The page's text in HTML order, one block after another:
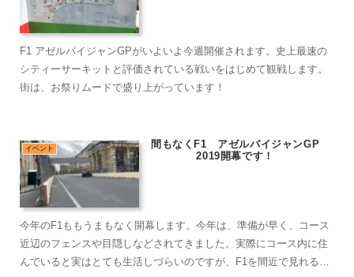
F1 アゼルバイジャンGPがいよいよ今週開催されます。史上最速の
シティーサーキットと評価されている戦いをはじめて観戦します。
街は、お祭りムードで盛り上がっています！
イベント
間もなくF1 アゼルバイジャンGP
2019開幕です！
今年のF1ももうまもなく開幕します。今年は、準備が早く、コース
近辺のフェンスや目隠しなどされてきました。実際にコース内に住
んでいると実はとても生活しづらいのですが、F1を間近で見れると